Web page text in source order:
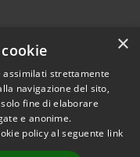
© 2026 • Comune di
Agordina • Powered by
×
assimilati strettamente
navigazione del sito,
fine di elaborare
e anonime.
policy al seguente link